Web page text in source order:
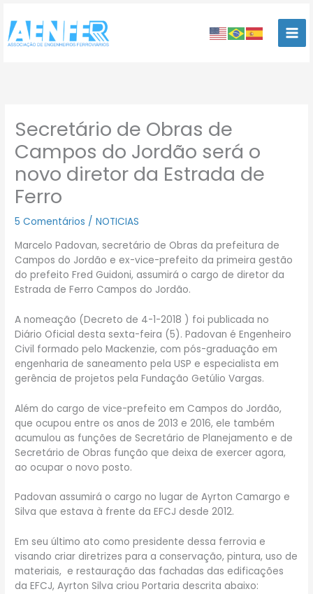
para
conteúdo
Secretário de Obras de
Campos do Jordão será o
novo diretor da Estrada de
Ferro
5 Comentários /NOTICIAS
Marcelo Padovan, secretário de Obras da prefeitura de
Campos do Jordão e ex-vice-prefeito da primeira gestão
do prefeito Fred Guidoni, assumirá o cargo de diretor da
Estrada de Ferro Campos do Jordão.
A nomeação (Decreto de 4-1-2018 ) foi publicada no
Diário Oficial desta sexta-feira (5). Padovan é Engenheiro
Civil formado pelo Mackenzie, com pós-graduação em
engenharia de saneamento pela USP e especialista em
gerência de projetos pela Fundação Getúlio Vargas.
Além do cargo de vice-prefeito em Campos do Jordão,
que ocupou entre os anos de 2013 e 2016, ele também
acumulou as funções de Secretário de Planejamento e de
Secretário de Obras função que deixa de exercer agora,
ao ocupar o novo posto.
Padovan assumirá o cargo no lugar de Ayrton Camargo e
Silva que estava à frente da EFCJ desde 2012.
Em seu último ato como presidente dessa ferrovia e
visando criar diretrizes para a conservação, pintura, uso de
materiais, e restauração das fachadas das edificações
da EFCJ, Ayrton Silva criou Portaria descrita abaixo: